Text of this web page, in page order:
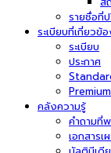
รายชื่อที่
ระเบียบที่เกี่ยวข้
ระเบียบ
ประกาศ
คลังความรู้
คำถามที่
เอกสารเ